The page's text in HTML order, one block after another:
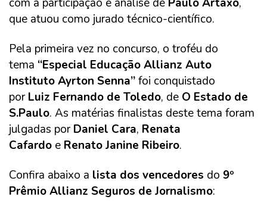
com a participação e análise de Paulo Artaxo,
que atuou como jurado técnico-científico.
Pela primeira vez no concurso, o troféu do
tema “Especial Educação Allianz Auto
Instituto Ayrton Senna”foi conquistado
porLuiz Fernando de Toledo, de O Estado de
S.Paulo. As matérias finalistas deste tema foram
julgadas porDaniel Cara, Renata
Cafardo e Renato Janine Ribeiro.
Confira abaixo a lista dos vencedores do 9º
Prêmio Allianz Seguros de Jornalismo: